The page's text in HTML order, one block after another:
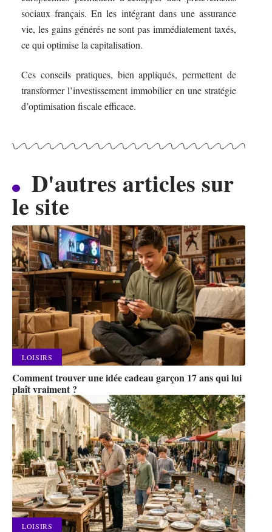
sociaux français. En les intégrant dans une assurance
vie, les gains générés ne sont pas immédiatement taxés,
ce qui optimise la capitalisation.
Ces conseils pratiques, bien appliqués, permettent de
transformer l’investissement immobilier en une stratégie
d’optimisation fiscale efficace.
D'autres articles sur
le site
LOISIRS
Comment trouver une idée cadeau garçon 17 ans qui lui
plaît vraiment ?
LOISIRS